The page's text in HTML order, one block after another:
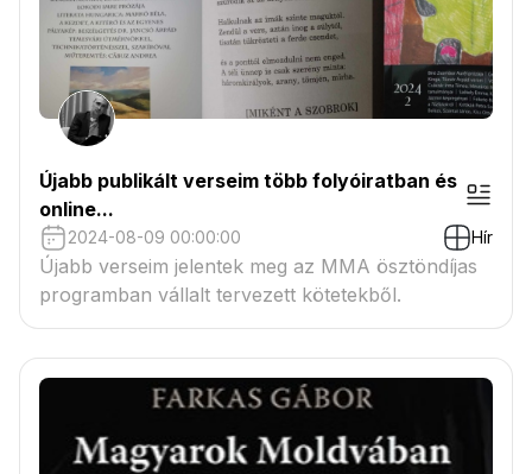
Újabb publikált verseim több folyóiratban és
online...
2024-08-09 00:00:00 Hír
Újabb verseim jelentek meg az MMA ösztöndíjas
programban vállalt tervezett kötetekből.